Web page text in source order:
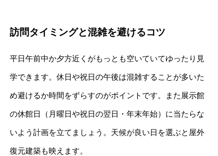
訪問タイミングと混雑を避けるコツ
平日午前中か夕方近くがもっとも空いていてゆったり見
学できます。休日や祝日の午後は混雑することが多いた
め避けるか時間をずらすのがポイントです。また展示館
の休館日（月曜日や祝日の翌日・年末年始）に当たらな
いよう計画を立てましょう。天候が良い日を選ぶと屋外
復元建築も映えます。